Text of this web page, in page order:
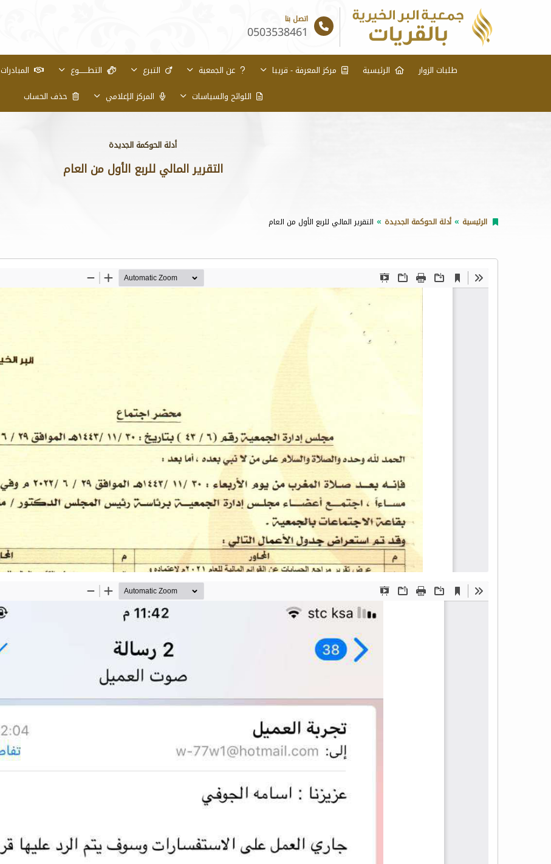
اتصل بنا
0503538461
طلبات الزوار الرئيسية مركز المعرفة - قريبا عن الجمعية التبرع التطـــــــوع المبادرات
اللوائح والسياسات
المركز الإعلامي حذف الحساب
أدلة الحوكمة الجديدة
التقرير المالي للربع الأول من العام
الرئيسية أدلة الحوكمة الجديدة التقرير المالي للربع الأول من العام